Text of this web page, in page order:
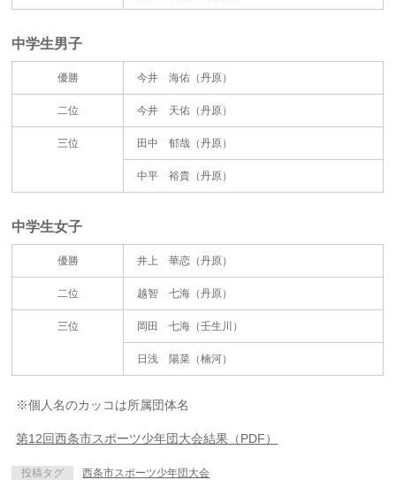
中学生男子
優勝 今井 海佑（丹原）
二位 今井 天佑（丹原）
三位 田中 郁哉（丹原）
中平 裕貴（丹原）
中学生女子
優勝 井上 華恋（丹原）
二位 越智 七海（丹原）
三位 岡田 七海（壬生川）
日浅 陽菜（楠河）
※個人名のカッコは所属団体名
第12回西条市スポーツ少年団大会結果（PDF）
投稿タグ 西条市スポーツ少年団大会